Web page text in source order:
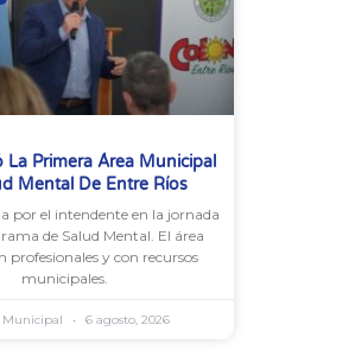
La Primera Área Municipal
Mental De Entre Ríos
por el intendente en la jornada
de Salud Mental. El área
profesionales y con recursos
municipales.
Municipal 6 agosto, 2026